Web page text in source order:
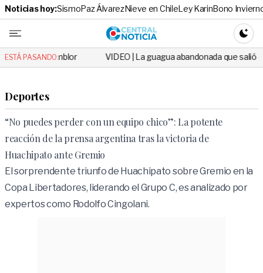
Noticias hoy:SismoPaz ÁlvarezNieve en ChileLey KarinBono
Central
ESTÁ PASANDO:VIDEO | La guagua abandonada que salió en todos los
Deportes
“No puedes perder con un equipo chico”: La potente
reacción de la prensa argentina tras la victoria de
Huachipato ante Gremio
El sorprendente triunfo de Huachipato sobre Gremio en la
Copa Libertadores, liderando el Grupo C, es analizado por
expertos como Rodolfo Cingolani.